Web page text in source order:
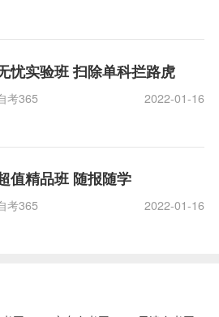
忧实验班 扫除单科拦路虎
考365 2022-01-16
值精品班 随报随学
考365 2022-01-16